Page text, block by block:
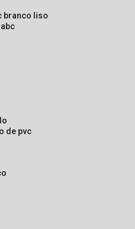
branco liso
de pvc